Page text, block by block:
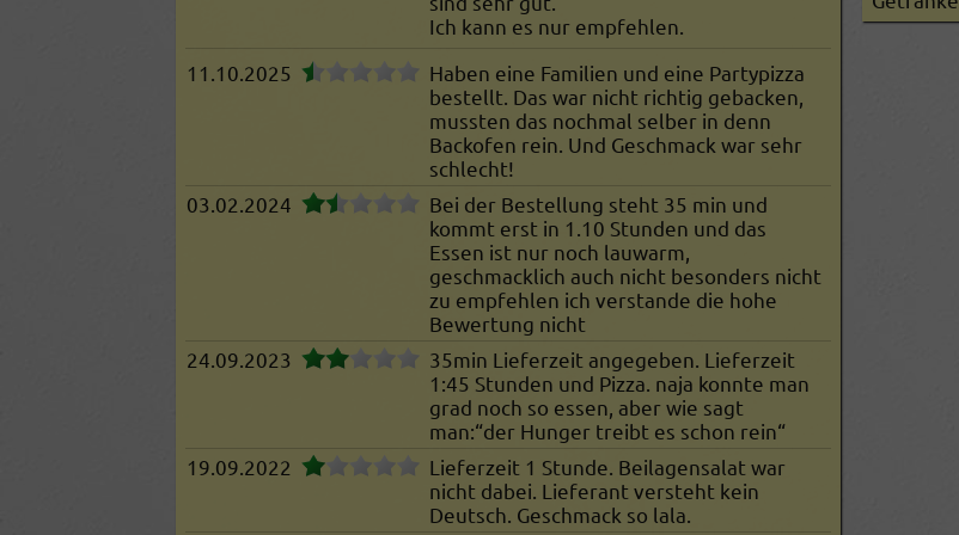
Ich kann es nur empfehlen.
11.10.2025
Haben eine Familien und eine Partypizza
bestellt. Das war nicht richtig gebacken,
mussten das nochmal selber in denn
Backofen rein. Und Geschmack war sehr
schlecht!
03.02.2024
Bei der Bestellung steht 35 min und
kommt erst in 1.10 Stunden und das
Essen ist nur noch lauwarm,
geschmacklich auch nicht besonders nicht
zu empfehlen ich verstande die hohe
Bewertung nicht
24.09.2023
35min Lieferzeit angegeben. Lieferzeit
1:45 Stunden und Pizza. naja konnte man
grad noch so essen, aber wie sagt
man:“der Hunger treibt es schon rein“
19.09.2022
Lieferzeit 1 Stunde. Beilagensalat war
nicht dabei. Lieferant versteht kein
Deutsch. Geschmack so lala.